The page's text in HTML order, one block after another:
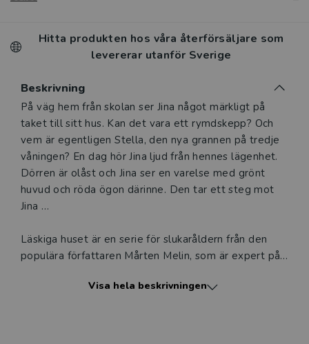
Hitta produkten hos våra återförsäljare som
levererar utanför Sverige
Beskrivning
Beskrivning
På väg hem från skolan ser Jina något märkligt på
taket till sitt hus. Kan det vara ett rymdskepp? Och
vem är egentligen Stella, den nya grannen på tredje
våningen? En dag hör Jina ljud från hennes lägenhet.
Dörren är olåst och Jina ser en varelse med grönt
huvud och röda ögon därinne. Den tar ett steg mot
Jina …
Läskiga huset är en serie för slukaråldern från den
populära författaren Mårten Melin, som är expert på
teckningar i seriestil fångar på ett effektfullt sätt den
Visa hela beskrivningen